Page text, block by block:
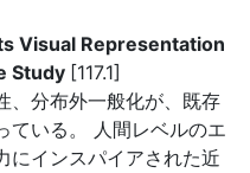
Visual Representation
Study [117.1]
、分布外一般化が、既存
ている。 人間レベルのエ
にインスパイアされた近